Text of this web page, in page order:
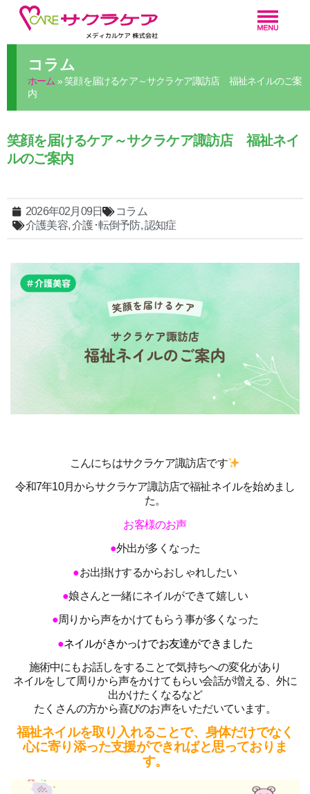
コラム
ホーム »笑顔を届けるケア～サクラケア諏訪店 福祉ネイルのご案
内
笑顔を届けるケア～サクラケア諏訪店 福祉ネイ
ルのご案内
2026年02月09日
コラム
介護美容,介護･転倒予防,認知症
こんにちはサクラケア諏訪店です
令和7年10月からサクラケア諏訪店で福祉ネイルを始めまし
た。
お客様のお声
●外出が多くなった
●お出掛けするからおしゃれしたい
●娘さんと一緒にネイルができて嬉しい
●周りから声をかけてもらう事が多くなった
●ネイルがきかっけでお友達ができました
施術中にもお話しをすることで気持ちへの変化があり
ネイルをして周りから声をかけてもらい会話が増える、外に
出かけたくなるなど
たくさんの方から喜びのお声をいただいています。
福祉ネイルを取り入れることで、身体だけでなく
心に寄り添った支援ができればと思っておりま
す。